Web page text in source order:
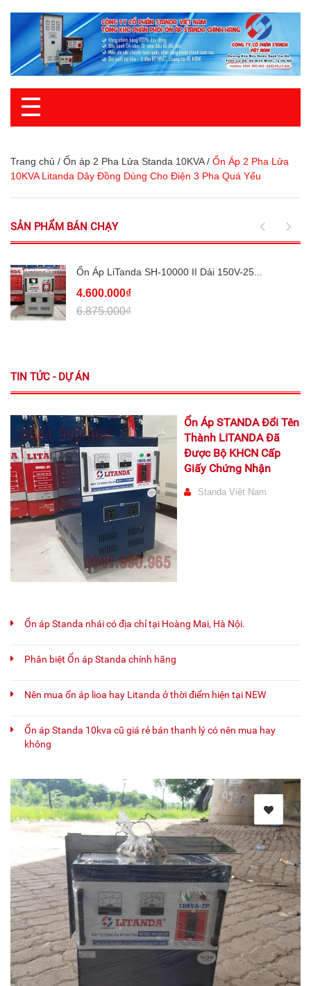
☰
Trang chủ / Ổn áp 2 Pha Lửa Standa 10KVA / Ổn Áp 2 Pha Lửa
10KVA Litanda Dây Đồng Dùng Cho Điện 3 Pha Quá Yếu
SẢN PHẨM BÁN CHẠY
Ổn Áp LiTanda SH-10000 II Dải 150V-25...
4.600.000₫
6.875.000₫
TIN TỨC - DỰ ÁN
Ổn Áp STANDA Đổi Tên
Thành LITANDA Đã
Được Bộ KHCN Cấp
Giấy Chứng Nhận
Standa Việt Nam
Ổn áp Standa nhái có địa chỉ tại Hoàng Mai, Hà Nội.
Phân biệt Ổn áp Standa chính hãng
Nên mua ổn áp lioa hay Litanda ở thời điểm hiện tại NEW
Ổn áp Standa 10kva cũ giá rẻ bán thanh lý có nên mua hay
không